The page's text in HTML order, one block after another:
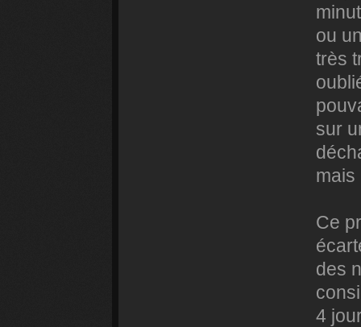
ou
très
sur
mais
Ce
des
4